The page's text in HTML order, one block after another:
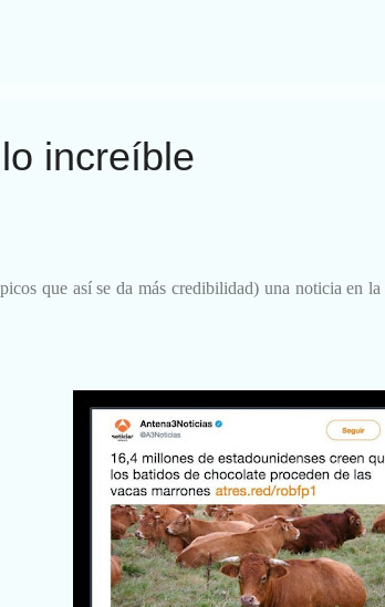
Otros me escriben para
no les cambio por nada del
increíble
que así se da más credibilidad) una noticia en